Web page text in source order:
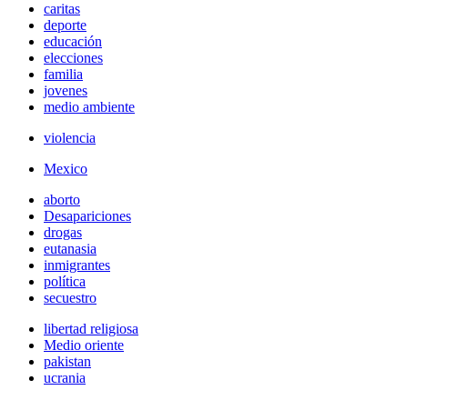
caritas
deporte
educación
elecciones
familia
jovenes
medio ambiente
violencia
Mexico
aborto
Desapariciones
drogas
eutanasia
inmigrantes
política
secuestro
libertad religiosa
Medio oriente
pakistan
ucrania